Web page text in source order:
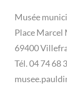
Musée
Place Marcel
69400
Tél. 04 74 68